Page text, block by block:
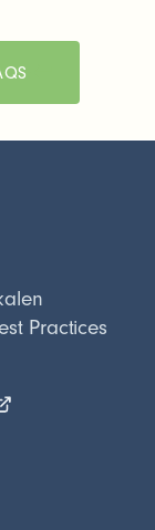
Practices